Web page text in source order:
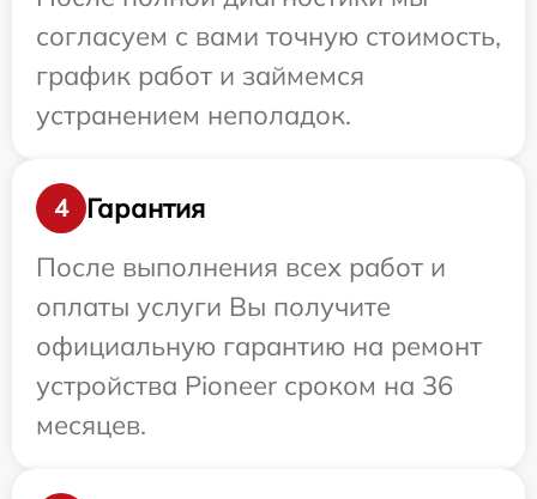
согласуем с вами точную стоимость,
график работ и займемся
устранением неполадок.
4
Гарантия
После выполнения всех работ и
оплаты услуги Вы получите
официальную гарантию на ремонт
устройства Pioneer сроком на 36
месяцев.